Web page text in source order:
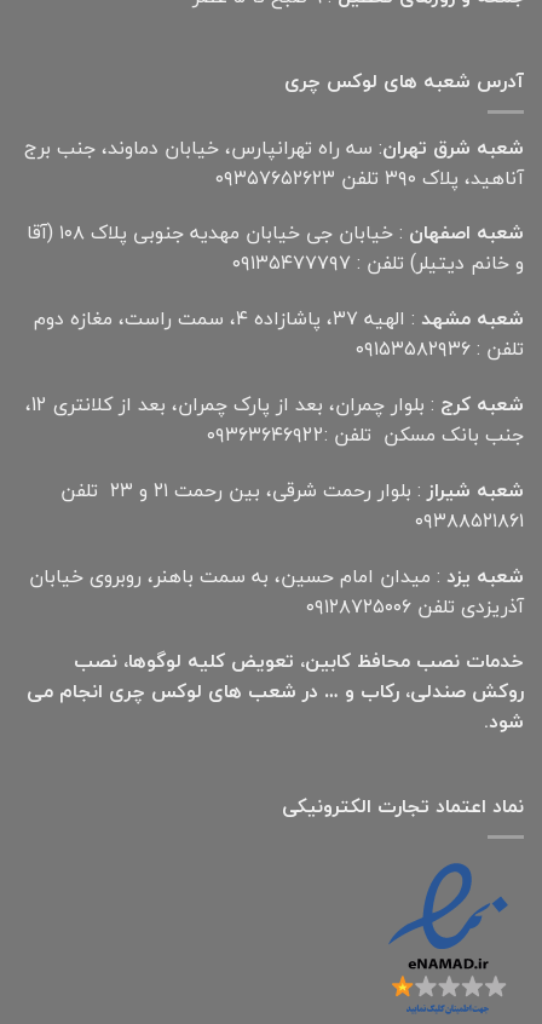
آدرس شعبه های لوکس چری
شعبه شرق تهران: سه راه تهرانپارس، خیابان دماوند، جنب برج
آناهید، پلاک ۳۹۰ تلفن ۰۹۳۵۷۶۵۲۶۲۳
شعبه اصفهان
: خیابان جی خیابان مهدیه جنوبی پلاک ۱۰۸ (آقا
و خانم دیتیلر) تلفن : ۰۹۱۳۵۴۷۷۷۹۷
شعبه مشهد
: الهیه ۳۷، پاشازاده ۴، سمت راست، مغازه دوم
تلفن : ۰۹۱۵۳۵۸۲۹۳۶
شعبه کرج
: بلوار چمران، بعد از پارک چمران، بعد از کلانتری 12،
جنب بانک مسکن تلفن :۰۹۳۶۳۶۴۶۹22
شعبه شیراز
: بلوار رحمت شرقی، بین رحمت ۲۱ و ۲۳ تلفن
۰۹۳۸۸۵۲۱۸۶۱
شعبه یزد : میدان امام حسین، به سمت باهنر، روبروی خیابان
آذریزدی تلفن ۰۹۱۲۸۷۲۵۰۰۶
خدمات نصب محافظ کابین، تعویض کلیه لوگوها، نصب
روکش صندلی، رکاب و … در شعب های لوکس چری انجام می
شود.
نماد اعتماد تجارت الكترونیكی